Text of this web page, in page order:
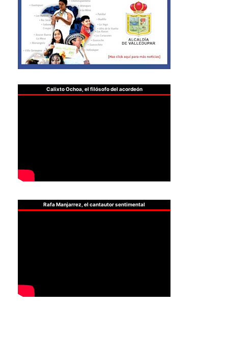
Calixto Ochoa, el filósofo del acordeón
Rafa Manjarrez, el cantautor sentimental